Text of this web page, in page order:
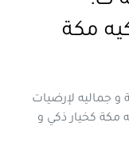
جماليه لإرضيات
مكة كخيار ذكي و